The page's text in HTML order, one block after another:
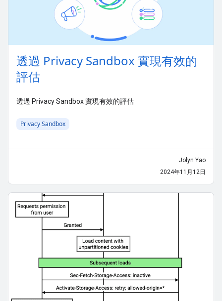
透過 Privacy Sandbox 實現有效的
評估
透過 Privacy Sandbox 實現有效的評估
Privacy Sandbox
Jolyn Yao
2024年11月12日